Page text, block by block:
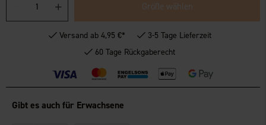
Größe wählen
Versand ab 4,95 €*
3-5 Tage Lieferzeit
60 Tage Rückgaberecht
Gibt es auch für Erwachsene